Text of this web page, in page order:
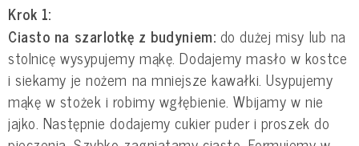
Krok 1:
Ciasto na szarlotkę z budyniem: do dużej misy lub na
stolnicę wysypujemy mąkę. Dodajemy masło w kostce
i siekamy je nożem na mniejsze kawałki. Usypujemy
mąkę w stożek i robimy wgłębienie. Wbijamy w nie
jajko. Następnie dodajemy cukier puder i proszek do